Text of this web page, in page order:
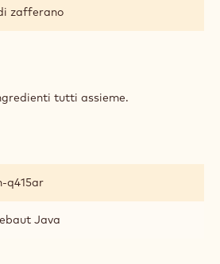
zafferano
tutti assieme.
q415ar
Java